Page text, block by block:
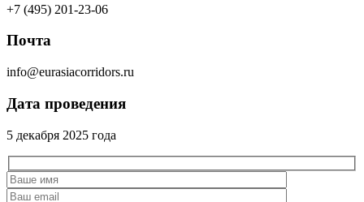
+7 (495) 201-23-06
Почта
info@eurasiacorridors.ru
Дата проведения
5 декабря 2025 года